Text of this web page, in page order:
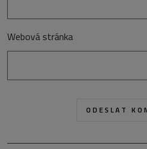
Webová stránka